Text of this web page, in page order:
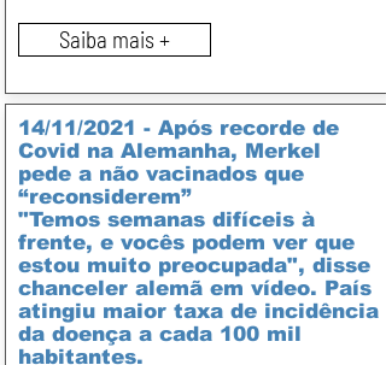
Saiba mais +
14/11/2021 - Após recorde de
Covid na Alemanha, Merkel
pede a não vacinados que
“reconsiderem”
"Temos semanas difíceis à
frente, e vocês podem ver que
estou muito preocupada", disse
chanceler alemã em vídeo. País
atingiu maior taxa de incidência
da doença a cada 100 mil
habitantes.